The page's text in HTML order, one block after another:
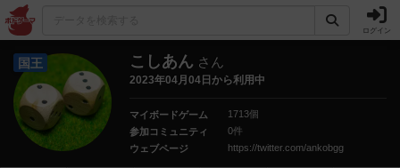
ログイン
国王 こしあん さん
2023年04月04日から利用中
マイボードゲーム
1713個
参加コミュニティ
0件
ウェブページ
https://twitter.com/ankobgg